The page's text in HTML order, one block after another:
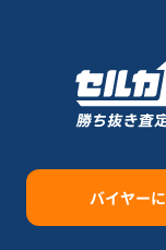
バイヤー